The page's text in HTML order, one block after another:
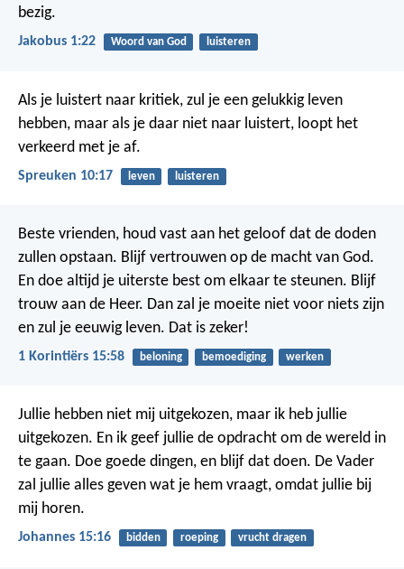
bezig.
Jakobus 1:22 Woord van God luisteren
Als je luistert naar kritiek, zul je een gelukkig leven
hebben, maar als je daar niet naar luistert, loopt het
verkeerd met je af.
Spreuken 10:17 leven luisteren
Beste vrienden, houd vast aan het geloof dat de doden
zullen opstaan. Blijf vertrouwen op de macht van God.
En doe altijd je uiterste best om elkaar te steunen. Blijf
trouw aan de Heer. Dan zal je moeite niet voor niets zijn
en zul je eeuwig leven. Dat is zeker!
1 Korintiërs 15:58 beloning bemoediging werken
Jullie hebben niet mij uitgekozen, maar ik heb jullie
uitgekozen. En ik geef jullie de opdracht om de wereld in
te gaan. Doe goede dingen, en blijf dat doen. De Vader
zal jullie alles geven wat je hem vraagt, omdat jullie bij
mij horen.
Johannes 15:16 bidden roeping vrucht dragen